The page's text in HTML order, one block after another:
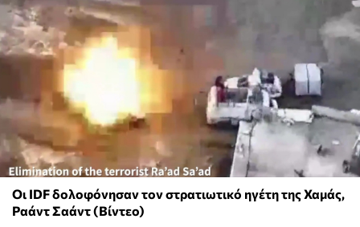
Oι IDF δολοφόνησαν τον στρατιωτικό ηγέτη της Χαμάς,
Ραάντ Σαάντ (Βίντεο)